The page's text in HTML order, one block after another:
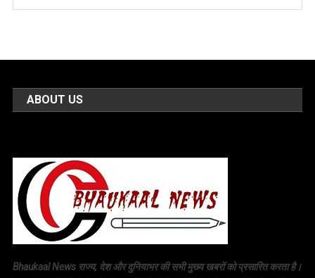
ABOUT US
Bhaukaal News राज्य, देश और दुनियाभर की सभी मुख्य खबरों को प्रसारित करता है।